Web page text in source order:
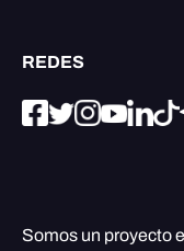
REDES
Somos un proyecto